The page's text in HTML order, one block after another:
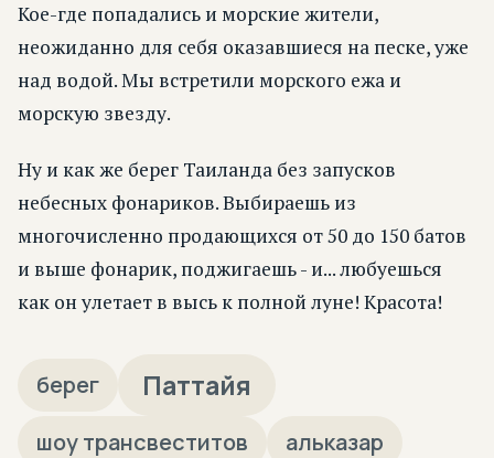
Кое-где попадались и морские жители,
неожиданно для себя оказавшиеся на песке, уже
над водой. Мы встретили морского ежа и
морскую звезду.
Ну и как же берег Таиланда без запусков
небесных фонариков. Выбираешь из
многочисленно продающихся от 50 до 150 батов
и выше фонарик, поджигаешь - и... любуешься
как он улетает в высь к полной луне! Красота!
берег Паттайя
шоу трансвеститов
альказар